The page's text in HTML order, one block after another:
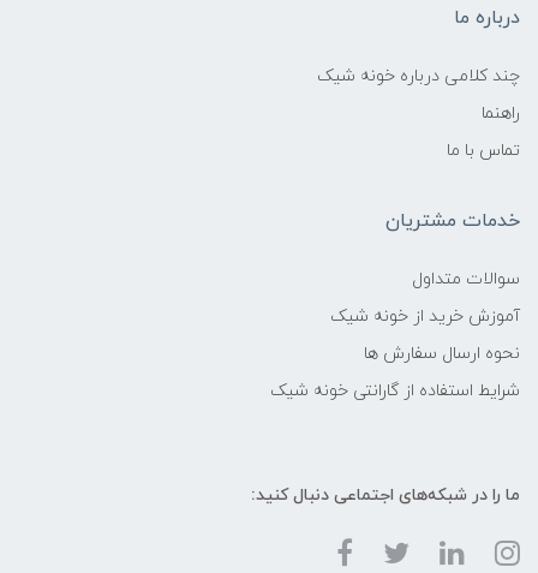
درباره ما
چند کلامی درباره خونه شیک
راهنما
تماس با ما
خدمات مشتریان
سوالات متداول
آموزش خرید از خونه شیک
نحوه ارسال سفارش ها
شرایط استفاده از گارانتی خونه شیک
ما را در شبکه‌های اجتماعی دنبال کنید: